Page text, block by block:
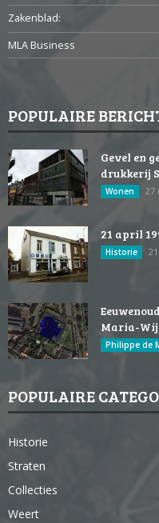
Zakenblad:
MLA Business
POPULAIRE
Gevel en
drukkerij
Wonen 27
21 april
Historie
Maria-
Philippe de
POPULAIRE
Historie
Straten
Collecties
Weert